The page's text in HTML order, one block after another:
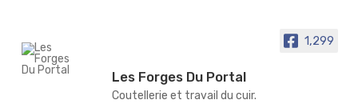
1,299
Les Forges Du Portal
Coutellerie et travail du cuir.